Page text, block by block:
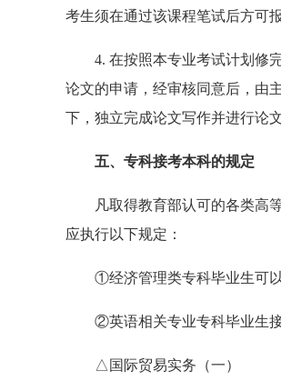
考生须在通过该课程笔试后方可报
4. 在按照本专业考试计划修完
论文的申请，经审核同意后，由
下，独立完成论文写作并进行论
五、专科接考本科的规定
凡取得教育部认可的各类高等
应执行以下规定：
①经济管理类专科毕业生可以
②英语相关专业专科毕业生接
△国际贸易实务（一）